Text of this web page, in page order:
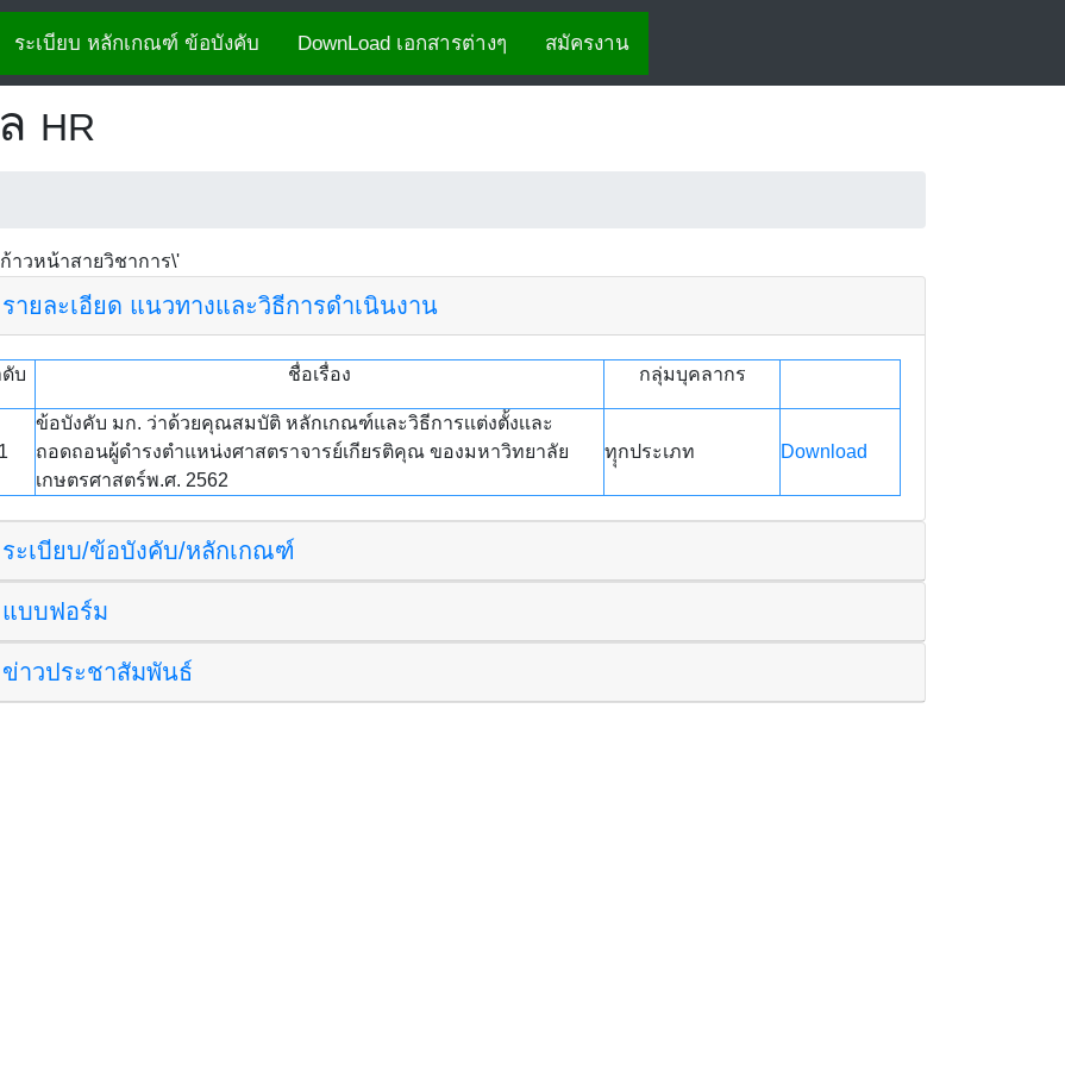
สมัครงาน
DownLoad เอกสารต่างๆ
ระเบียบ หลักเกณฑ์ ข้อบังคับ
HR
าวหน้าสายวิชาการ\'
ายละเอียด แนวทางและวิธีการดำเนินงาน
บ ชื่อเรื่อง กลุ่มบุคลากร
1
ข้อบังคับ มก. ว่าด้วยคุณสมบัติ หลักเกณฑ์และวิธีการเเต่งตั้งเเละ
ถอดถอนผู้ดำรงตำแหน่งศาสตราจารย์เกียรติคุณ ของมหาวิทยาลัย
เกษตรศาสตร์พ.ศ. 2562
ทุุกประเภท Download
ระเบียบ/ข้อบังคับ/หลักเกณฑ์
แบบฟอร์ม
ข่าวประชาสัมพันธ์